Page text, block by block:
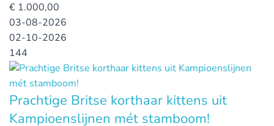
€ 1.000,00
03-08-2026
02-10-2026
144
Prachtige Britse korthaar kittens uit
Kampioenslijnen mét stamboom!